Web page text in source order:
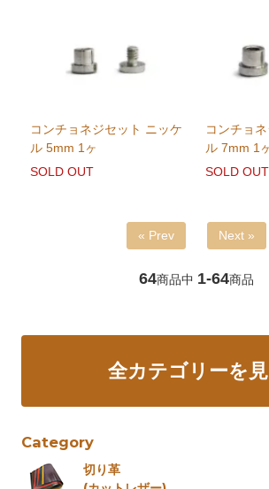
コンチョネジセット ニッケ
ル 5mm 1ヶ
SOLD OUT
コンチョ
ル 7mm 1
SOLD OUT
« Prev Next »
64商品中 1-64商品
全カテゴリーを
Category
切り革